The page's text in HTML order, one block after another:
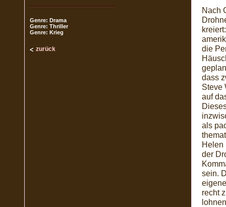
Genre: Drama
Genre: Thriller
Genre: Krieg
zurück
Nach
die
dass
Steve
auf
als
Helen
der
sein.
recht